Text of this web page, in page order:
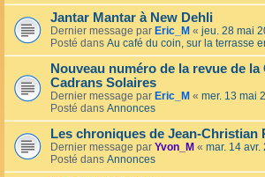
Jantar Mantar à New Dehli
Dernier message par Eric_M « jeu. 28 mai
Posté dans Au café du coin, sur la terrasse
Nouveau numéro de la revue de
Cadrans Solaires
Dernier message par Eric_M « mer. 13 mai
Posté dans Annonces
Les chroniques de Jean-Christian
Dernier message par Yvon_M « mar. 14 avr.
Posté dans Annonces